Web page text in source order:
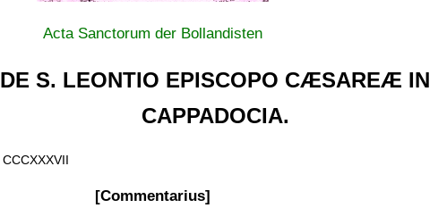
Acta Sanctorum der Bollandisten
DE S. LEONTIO EPISCOPO CÆSAREÆ IN
CAPPADOCIA.
CCCXXXVII
[Commentarius]